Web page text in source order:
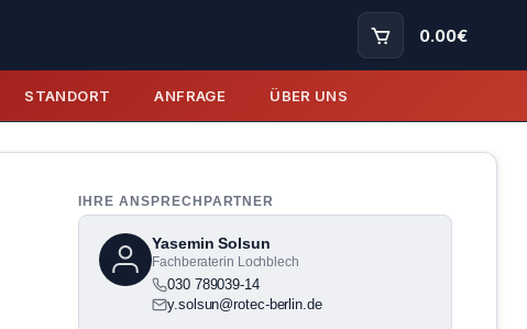
0.00€
STANDORT ANFRAGE ÜBER UNS
IHRE ANSPRECHPARTNER
Yasemin Solsun
Fachberaterin Lochblech
030 789039-14
y.solsun@rotec-berlin.de